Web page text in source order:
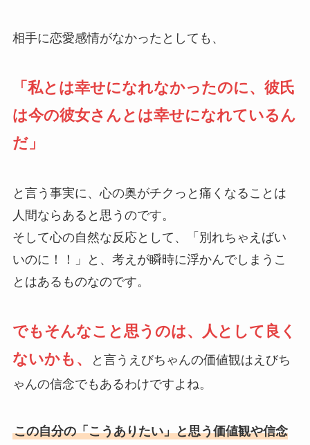
相手に恋愛感情がなかったとしても、
「私とは幸せになれなかったのに、彼氏
は今の彼女さんとは幸せになれているん
だ」
と言う事実に、心の奥がチクっと痛くなることは
人間ならあると思うのです。
そして心の自然な反応として、「別れちゃえばい
いのに！！」と、考えが瞬時に浮かんでしまうこ
とはあるものなのです。
でもそんなこと思うのは、人として良く
ないかも、
と言うえびちゃんの価値観はえびち
ゃんの信念でもあるわけですよね。
この自分の「こうありたい」と思う価値観や信念